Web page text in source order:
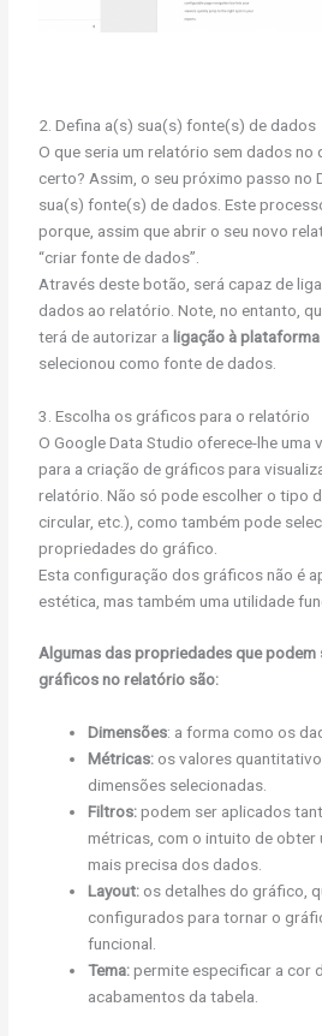
2. Defina a(s) sua(s) fonte(s) de dados
O que seria um relatório sem dados no
certo? Assim, o seu próximo passo no
sua(s) fonte(s) de dados. Este
porque, assim que abrir o seu novo
“criar fonte de dados”.
Através deste botão, será capaz de
dados ao relatório. Note, no entanto,
terá de autorizar a ligação à
selecionou como fonte de dados.
3. Escolha os gráficos para o relatório
O Google Data Studio oferece-lhe uma
para a criação de gráficos para
relatório. Não só pode escolher o tipo
circular, etc.), como também pode
propriedades do gráfico.
Esta configuração dos gráficos não é
estética, mas também uma utilidade
Algumas das propriedades que
gráficos no relatório são:
Dimensões: a forma como os
Métricas: os valores
dimensões selecionadas.
Filtros:podem ser aplicados
métricas, com o intuito de obter
mais precisa dos dados.
Layout: os detalhes do gráfico,
configurados para tornar o
funcional.
Tema:permite especificar a cor
acabamentos da tabela.